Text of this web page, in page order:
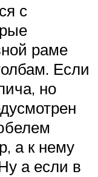
с
раме
Если
но
а к нему
а если в